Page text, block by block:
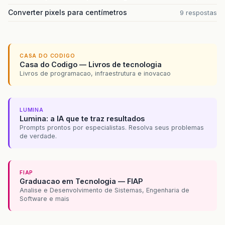
Converter pixels para centímetros 9 respostas
CASA DO CODIGO
Casa do Codigo — Livros de tecnologia
Livros de programacao, infraestrutura e inovacao
LUMINA
Lumina: a IA que te traz resultados
Prompts prontos por especialistas. Resolva seus problemas
de verdade.
FIAP
Graduacao em Tecnologia — FIAP
Analise e Desenvolvimento de Sistemas, Engenharia de
Software e mais